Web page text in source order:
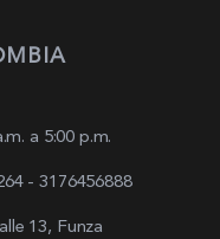
a 5:00 p.m.
- 3176456888
13, Funza